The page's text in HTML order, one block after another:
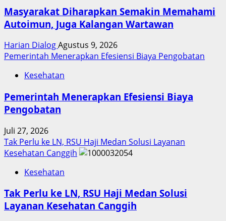
Masyarakat Diharapkan Semakin Memahami
Autoimun, Juga Kalangan Wartawan
Harian DialogAgustus 9, 2026
Pemerintah Menerapkan Efesiensi Biaya Pengobatan
Kesehatan
Pemerintah Menerapkan Efesiensi Biaya
Pengobatan
Juli 27, 2026
Tak Perlu ke LN, RSU Haji Medan Solusi Layanan
Kesehatan Canggih
Kesehatan
Tak Perlu ke LN, RSU Haji Medan Solusi
Layanan Kesehatan Canggih